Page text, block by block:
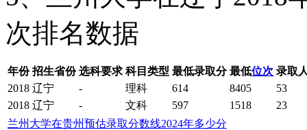
次排名数据
年份 招生省份 选科要求 科目类型 最低录取分 最低位次 录取
2018 辽宁 - 理科 614 8405
53
2018 辽宁 - 文科 597 1518
23
兰州大学在贵州预估录取分数线2024年多少分